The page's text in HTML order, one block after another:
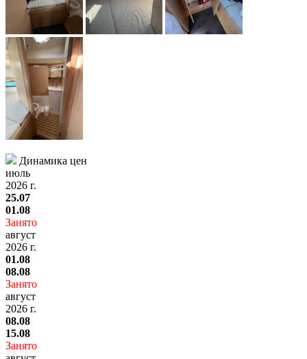
Динамика цен
июль
2026 г.
25.07
01.08
Занято
август
2026 г.
01.08
08.08
Занято
август
2026 г.
08.08
15.08
Занято